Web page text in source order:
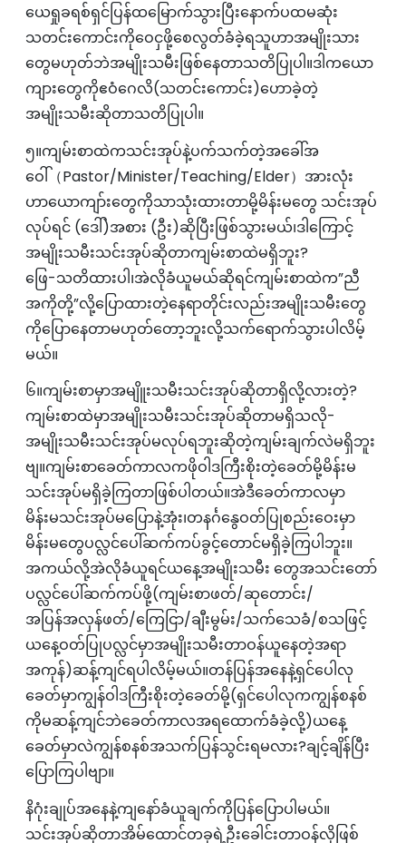
ယေရှုခရစ်ရှင်ပြန်ထမြောက်သွားပြီးနောက်ပထမဆုံး
သတင်းကောင်းကိုဝေငှဖို့စေလွတ်ခံခဲ့ရသူဟာအမျိုးသား
တွေမဟုတ်ဘဲအမျိုးသမီးဖြစ်နေတာသတိပြုပါ။ဒါကယော
ကျားတွေကိုဧဝံဂေလိ(သတင်းကောင်း)ဟောခဲ့တဲ့
အမျိုးသမီးဆိုတာသတိပြုပါ။
၅။ကျမ်းစာထဲကသင်းအုပ်နဲ့ပက်သက်တဲ့အခေါ်အ
ဝေါ်（Pastor/Minister/Teaching/Elder）အားလုံး
ဟာ‌ယောကျာ်းတွေကိုသာသုံးထားတာမို့မိန်းမတွေ သင်းအုပ်
လုပ်ရင် (ဒေါ်)အစား (ဦး)ဆိုပြီးဖြစ်သွားမယ်၊ဒါကြောင့်
အမျိုးသမီးသင်းအုပ်ဆိုတာကျမ်းစာထဲမရှိဘူး?
ဖြေ-သတိထားပါ၊အဲလိုခံယူမယ်ဆိုရင်ကျမ်းစာထဲက”ညီ
အကိုတို့”လို့ပြောထားတဲ့နေရာတိုင်းလည်းအမျိုးသမီးတွေ
ကိုပြောနေတာမဟုတ်တော့ဘူးလို့သက်ရောက်သွားပါလိမ့်
မယ်။
၆။ကျမ်းစာမှာအမျိူးသမီးသင်းအုပ်ဆိုတာရှိလို့လားတဲ့?
ကျမ်းစာထဲမှာအမျိုးသမီးသင်းအုပ်ဆိုတာမရှိသလို-
အမျိုးသမီးသင်းအုပ်မလုပ်ရဘူးဆိုတဲ့ကျမ်းချက်လဲမရှိဘူး
ဗျ။ကျမ်းစာခေတ်ကာလကဖိုဝါဒကြီးစိုးတဲ့‌ခေတ်မို့မိန်းမ
သင်းအုပ်မရှိခဲ့ကြတာဖြစ်ပါတယ်။အဲဒီခေတ်ကာလမှာ
မိန်းမသင်းအုပ်မ‌ပြောနဲ့အုံး၊တနင်္ဂ‌နွေဝတ်ပြုစည်းဝေးမှာ
မိန်းမတွေပလ္လင်ပေါ်ဆက်ကပ်ခွင့်တောင်မရှိခဲ့ကြပါဘူး။
အကယ်လို့အဲလိုခံယူရင်ယနေ့အမျိုးသမီး တွေအသင်းတော်
ပလ္လင်ပေါ်ဆက်ကပ်ဖို့(ကျမ်းစာဖတ်/ဆုတောင်း/
အပြန်အလှန်ဖတ်/ကြေငြာ/ချီးမွမ်း/သက်သေခံ/စသဖြင့်
ယနေ့ဝတ်ပြုပလ္လင်မှာအမျိုးသမီးတာဝန်ယူနေတဲ့အရာ
အကုန်)ဆန့်ကျင်ရပါလိမ့်မယ်။တန်ပြန်အနေနဲ့‌ရှင်ပေါလု
ခေတ်မှာကျွန်ဝါဒကြီးစိုးတဲ့ခေတ်မို့(ရှင်ပေါလုကကျွန်စနစ်
ကိုမဆန့်ကျင်ဘဲခေတ်ကာလအရထောက်ခံခဲ့လို့)ယနေ့
ခေတ်မှာလဲကျွန်စနစ်အသက်ပြန်သွင်းရမလား?ချင့်ချိန်ပြီး
ပြောကြပါဗျာ။
နိဂုံးချုပ်အနေနဲ့ကျနော်ခံယူချက်ကိုပြန်ပြောပါမယ်။
သင်းအုပ်ဆိုတာအိမ်ထောင်တခုရဲ့ဦးခေါင်းတာဝန်လိုဖြစ်